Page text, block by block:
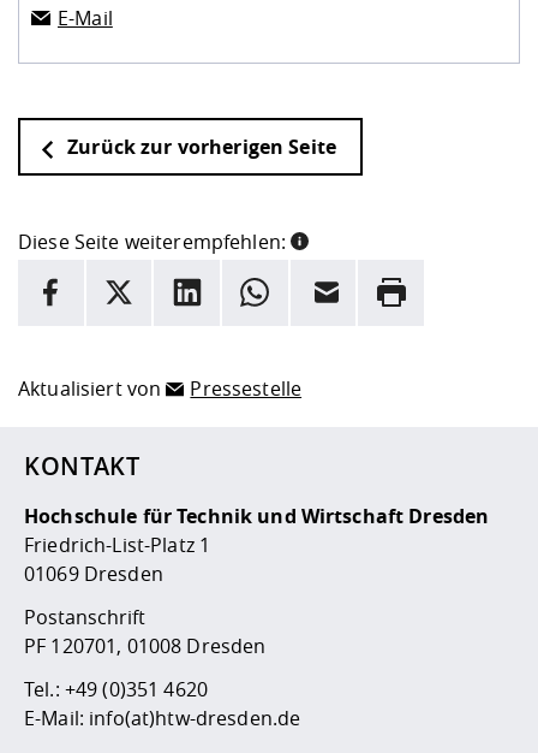
E-Mail
Zurück zur vorherigen Seite
Diese Seite weiterempfehlen:
INFORMATION
Facebook
X LinkedInWhatsappE-Mail Drucken
Aktualisiert von Pressestelle
KONTAKT
Hochschule für Technik und Wirtschaft Dresden
Friedrich-List-Platz 1
01069 Dresden
Postanschrift
PF 120701, 01008 Dresden
Tel.: +49 (0)351 4620
E-Mail: info(at)htw-dresden.de